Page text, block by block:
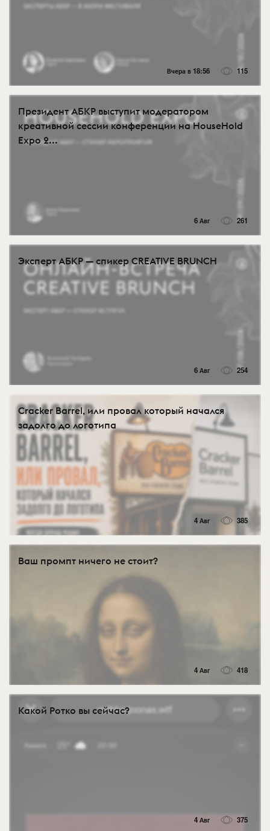
Вчера в 18:56 115
Президент АБКР выступит модератором
креативной сессии конференции на HouseHold
Expo 2...
6 Авг 261
Эксперт АБКР — спикер CREATIVE BRUNCH
6 Авг 254
Cracker Barrel, или провал который начался
задолго до логотипа
4 Авг 385
Ваш промпт ничего не стоит?
4 Авг 418
Какой Ротко вы сейчас?
4 Авг 375